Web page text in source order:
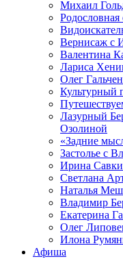
Михаил
Вернисаж с
Валентина
Лариса
Олег
Культурный
Лазурный
Озолиной
«Задние
Застолье с
Ирина
Светлана
Наталья
Владимир
Екатерина
Олег
Илона
Афиша